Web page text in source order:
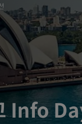
Info